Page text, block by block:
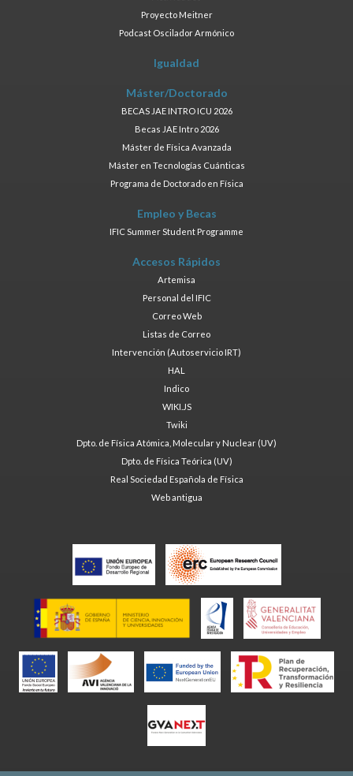
Proyecto Meitner
Podcast Oscilador Armónico
Igualdad
Máster/Doctorado
BECAS JAE INTRO ICU 2026
Becas JAE Intro 2026
Máster de Física Avanzada
Máster en Tecnologías Cuánticas
Programa de Doctorado en Física
Empleo y Becas
IFIC Summer Student Programme
Accesos Rápidos
Artemisa
Personal del IFIC
Correo Web
Listas de Correo
Intervención (Autoservicio IRT)
HAL
Indico
WIKI.JS
Twiki
Dpto. de Física Atómica, Molecular y Nuclear (UV)
Dpto. de Física Teórica (UV)
Real Sociedad Española de Física
Web antigua